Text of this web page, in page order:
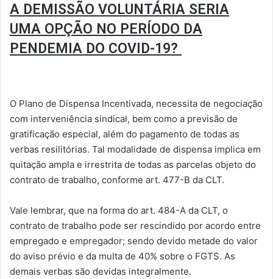
A DEMISSÃO VOLUNTÁRIA SERIA
UMA OPÇÃO NO PERÍODO DA
PENDEMIA DO COVID-19?
O Plano de Dispensa Incentivada, necessita de negociação
com interveniência sindical, bem como a previsão de
gratificação especial, além do pagamento de todas as
verbas resilitórias. Tal modalidade de dispensa implica em
quitação ampla e irrestrita de todas as parcelas objeto do
contrato de trabalho, conforme art. 477-B da CLT.
Vale lembrar, que na forma do art. 484-A da CLT, o
contrato de trabalho pode ser rescindido por acordo entre
empregado e empregador; sendo devido metade do valor
do aviso prévio e da multa de 40% sobre o FGTS. As
demais verbas são devidas integralmente.